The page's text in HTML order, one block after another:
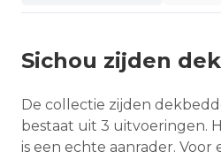
Sichou zijden
De collectie zijden
bestaat uit 3 uitvoeringen.
is een echte aanrader. Voor